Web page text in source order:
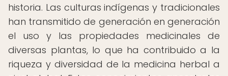
historia. Las culturas indígenas y tradicionales
han transmitido de generación en generación
el uso y las propiedades medicinales de
diversas plantas, lo que ha contribuido a la
riqueza y diversidad de la medicina herbal a